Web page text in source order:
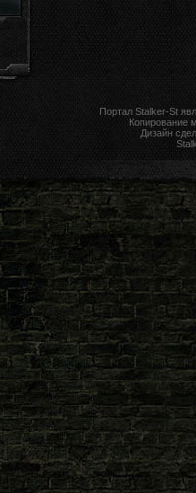
Портал Stalker-St
Копирование
Дизайн